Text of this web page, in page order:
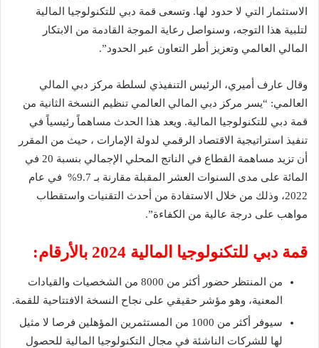
الاستثمار التي لا حدود لها. وتسعى قمة دبي للتكنولوجيا المالية
لتلبية هذا التوجه، وسنواصل رعاية الموجة القادمة من الابتكار
المالي العالمي وتعزيز أطر التعاون عبر الحدود”.
وقال عارف أميري، الرئيس التنفيذي لسلطة مركز دبي المالي
العالمي: “يسر مركز دبي المالي العالمي تنظيم النسخة الثانية من
قمة دبي للتكنولوجيا المالية. ويعد هذا الحدث مساهماً رئيسياً في
تنفيذ استراتيجية الاقتصاد الرقمي لدولة الإمارات ، حيث من المقرر
أن تزيد مساهمة القطاع في الناتج المحلي الإجمالي بنسبة 20 في
المائة على مدى السنوات العشر المقبلة مقارنة بـ 9.7% في عام
2022، وذلك من خلال الاستفادة من أحدث التقنيات واستقطاب
مواهب على درجة عالية من الكفاءة”.
قمة دبي للتكنولوجيا المالية 2024 بالأرقام:
من المنتظر حضور أكثر من 8000 من الشخصيات والقيادات
المعنية، وهو مؤشر حقيقي على نجاح النسخة الافتتاحية للقمة.
سيوفر أكثر من 1000 من المستثمرين المؤهلين فرصا لا مثيل
لها للشركات الناشئة في مجال التكنولوجيا المالية للحصول